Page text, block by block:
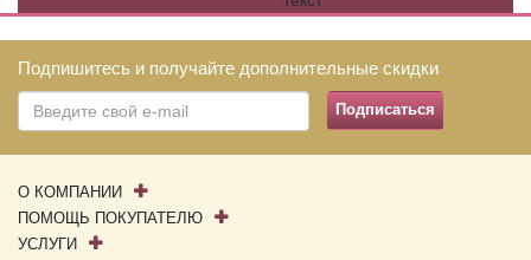
Подпишитесь и получайте дополнительные скидки
О КОМПАНИИ
ПОМОЩЬ ПОКУПАТЕЛЮ
УСЛУГИ